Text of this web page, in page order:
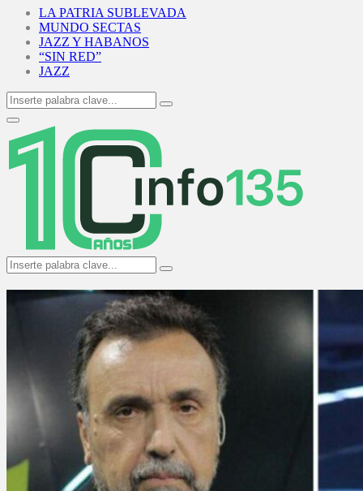
LA PATRIA SUBLEVADA
MUNDO SECTAS
JAZZ Y HABANOS
“SIN RED”
JAZZ
Search
for:
Search
Primary
Menu
Search
for:
Search